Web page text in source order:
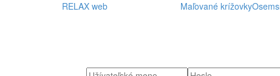
RELAX web Maľované krížovky